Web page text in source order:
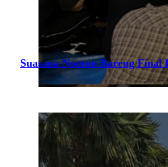
Suasana Nonton Bareng Final